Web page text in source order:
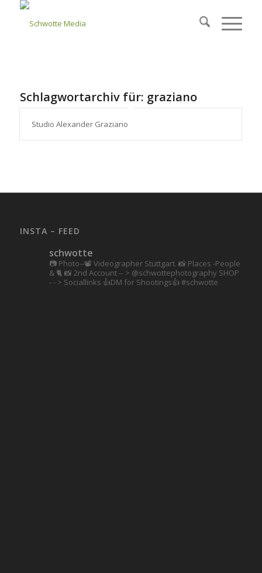
Schlagwortarchiv für: graziano
Studio Alexander Graziano
INSTA – FEED
schwotte
📷 Photo--📽️ Videographer Stuttgart. 📸 Places -People
& 🐈 📸 2nd Account-- > @schwottephotography SHOP
- - > Sociallinks 👍DM for Shootings👍 #schwotte